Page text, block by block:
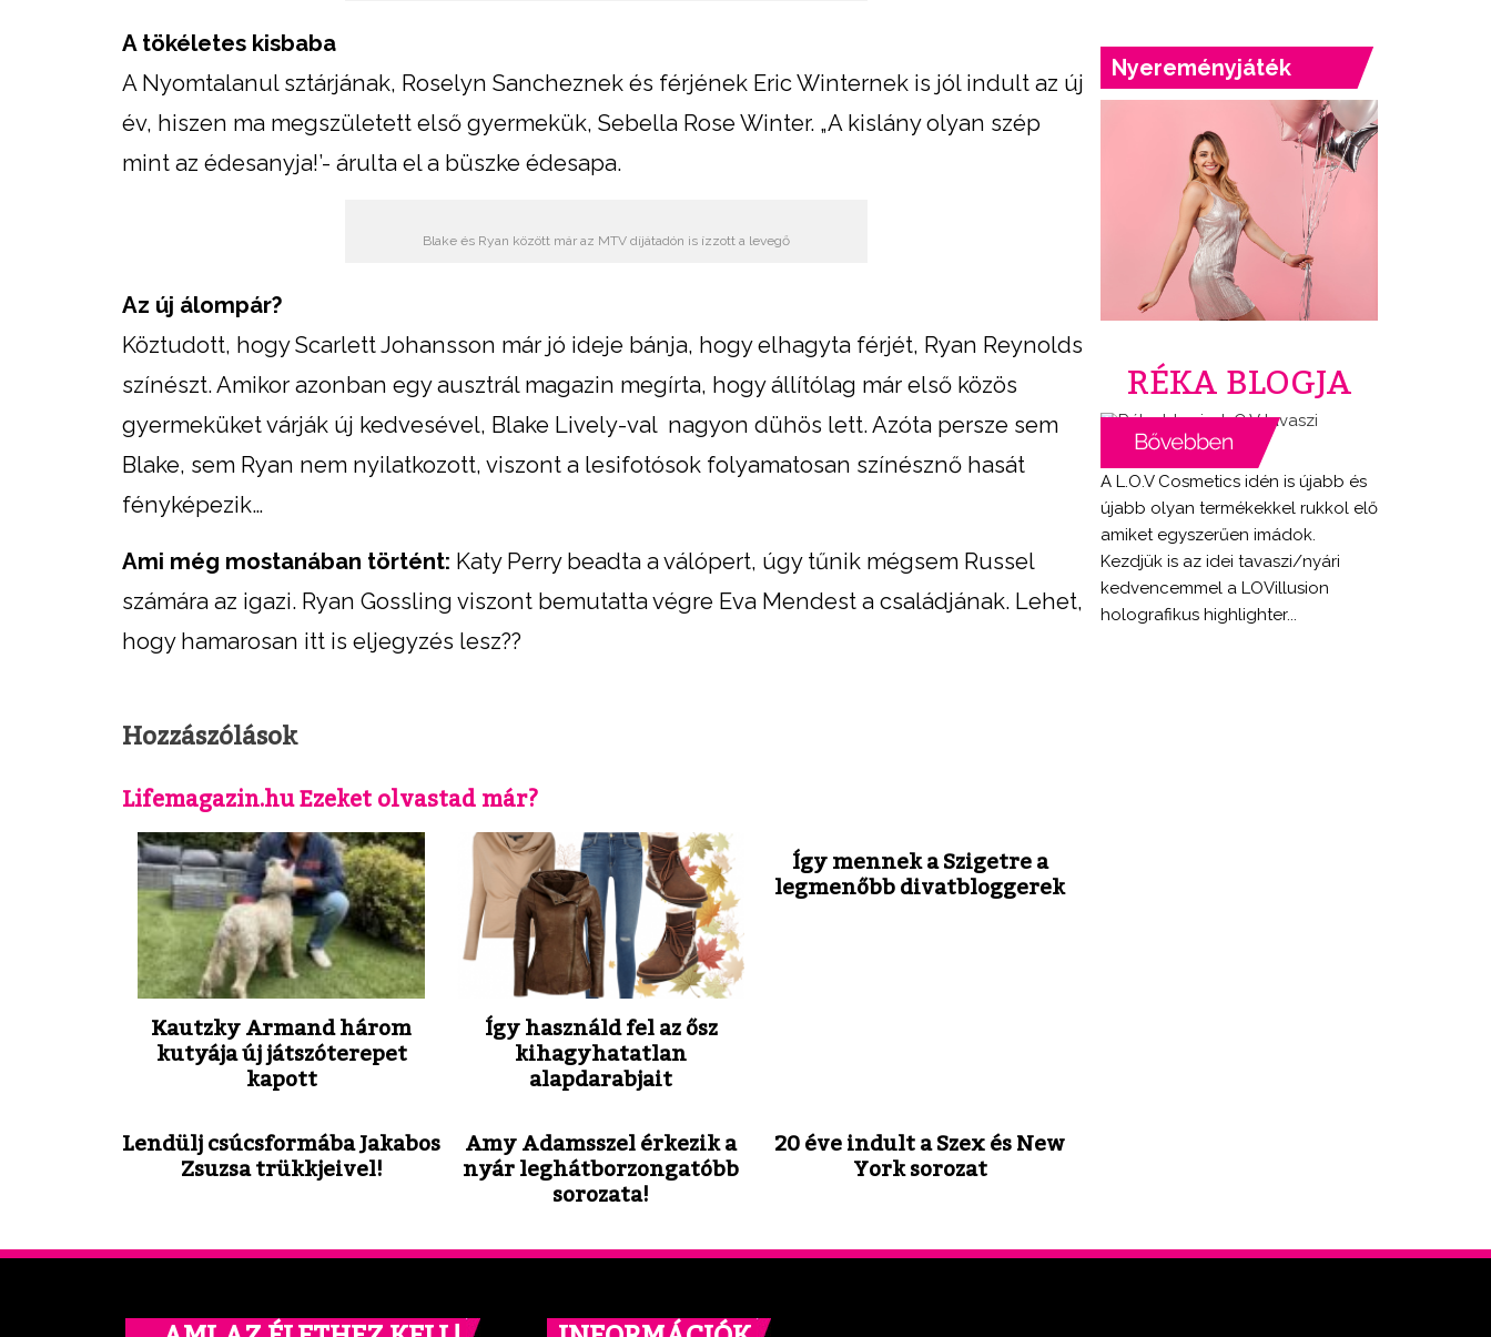
A tökéletes kisbaba
A Nyomtalanul sztárjának, Roselyn Sancheznek és férjének Eric Winternek is jól indult az új
év, hiszen ma megszületett első gyermekük, Sebella Rose Winter. „A kislány olyan szép
mint az édesanyja!’- árulta el a büszke édesapa.
Blake és Ryan között már az MTV díjátadón is ízzott a levegő
Az új álompár?
Köztudott, hogy Scarlett Johansson már jó ideje bánja, hogy elhagyta férjét, Ryan Reynolds
színészt. Amikor azonban egy ausztrál magazin megírta, hogy állítólag már első közös
gyermeküket várják új kedvesével, Blake Lively-val nagyon dühös lett. Azóta persze sem
Blake, sem Ryan nem nyilatkozott, viszont a lesifotósok folyamatosan színésznő hasát
fényképezik…
Ami még mostanában történt: Katy Perry beadta a válópert, úgy tűnik mégsem Russel
számára az igazi. Ryan Gossling viszont bemutatta végre Eva Mendest a családjának. Lehet,
hogy hamarosan itt is eljegyzés lesz??
Hozzászólások
Lifemagazin.hu Ezeket olvastad már?
Kautzky Armand három
kutyája új játszóterepet
kapott
Így használd fel az ősz
kihagyhatatlan
alapdarabjait
Így mennek a Szigetre a
legmenőbb divatbloggerek
Lendülj csúcsformába Jakabos
Zsuzsa trükkjeivel!
Amy Adamsszel érkezik a
nyár leghátborzongatóbb
sorozata!
20 éve indult a Szex és New
York sorozat
Nyereményjáték
RÉKA BLOGJA
A L.O.V Cosmetics idén is újabb és
újabb olyan termékekkel rukkol elő
amiket egyszerűen imádok.
Kezdjük is az idei tavaszi/nyári
kedvencemmel a LOVillusion
holografikus highlighter...